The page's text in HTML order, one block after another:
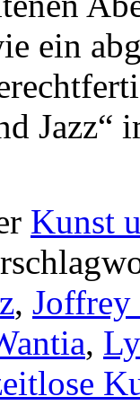
ein
Kunst
,
,